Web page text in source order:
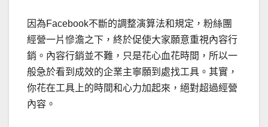
因為Facebook不斷的調整演算法和規定，粉絲團
經營一片慘澹之下，終於促使大家願意重視內容行
銷。內容行銷並不難，只是花心血花時間，所以一
般急於看到成效的企業主寧願到處找工具。其實，
你花在工具上的時間和心力加起來，絕對超過經營
內容。